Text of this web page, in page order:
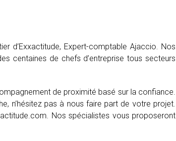
d’Exxactitude, Expert-comptable Ajaccio. Nos
centaines de chefs d’entreprise tous secteurs
de proximité basé sur la confiance.
n’hésitez pas à nous faire part de votre projet.
Nos spécialistes vous proposeront